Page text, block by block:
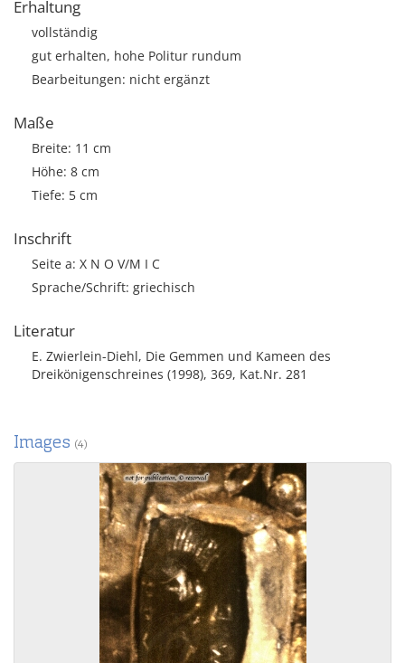
Erhaltung
vollständig
gut erhalten, hohe Politur rundum
Bearbeitungen: nicht ergänzt
Maße
Breite: 11 cm
Höhe: 8 cm
Tiefe: 5 cm
Inschrift
Seite a: X N O V/M I C
Sprache/Schrift: griechisch
Literatur
E. Zwierlein-Diehl, Die Gemmen und Kameen des
Dreikönigenschreines (1998), 369, Kat.Nr. 281
Images (4)